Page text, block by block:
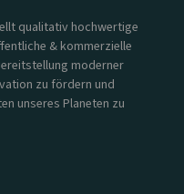
qualitativ hochwertige
& kommerzielle
moderner
zu fördern und
unseres Planeten zu